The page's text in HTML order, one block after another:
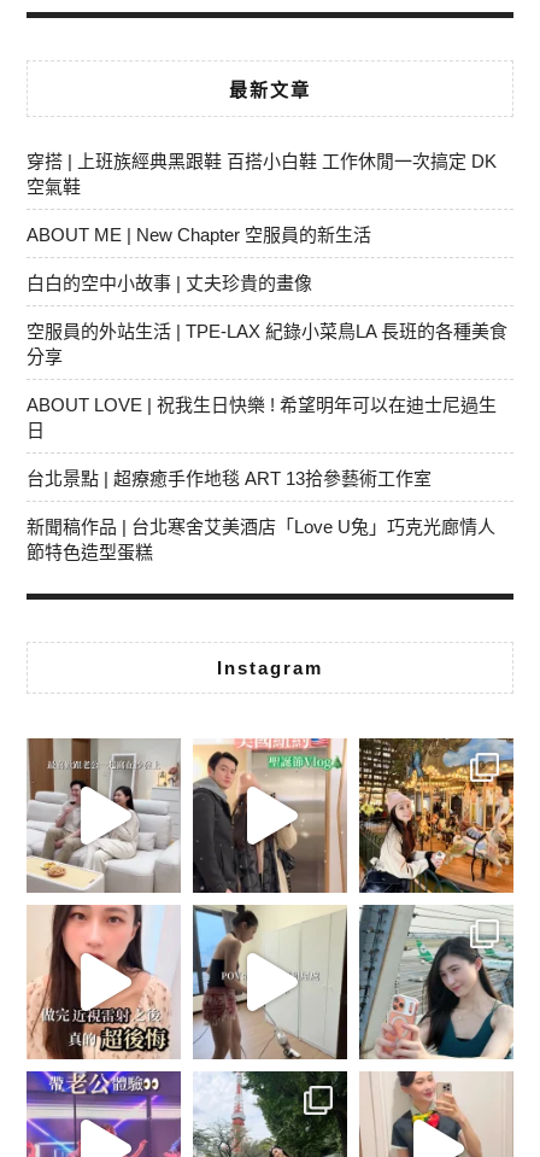
最新文章
穿搭 | 上班族經典黑跟鞋 百搭小白鞋 工作休閒一次搞定 DK
空氣鞋
ABOUT ME | New Chapter 空服員的新生活
白白的空中小故事 | 丈夫珍貴的畫像
空服員的外站生活 | TPE-LAX 紀錄小菜鳥LA 長班的各種美食
分享
ABOUT LOVE | 祝我生日快樂 ! 希望明年可以在迪士尼過生
日
台北景點 | 超療癒手作地毯 ART 13拾參藝術工作室
新聞稿作品 | 台北寒舍艾美酒店「Love U兔」巧克光廊情人
節特色造型蛋糕
Instagram